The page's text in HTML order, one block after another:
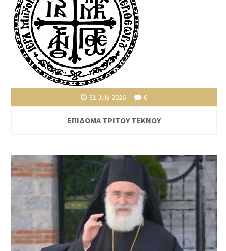
31 July 2026 0
ΕΠΙΔΟΜΑ ΤΡΙΤΟΥ ΤΕΚΝΟΥ